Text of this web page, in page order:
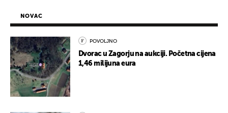
NOVAC
POVOLJNO
Dvorac u Zagorju na aukciji. Početna cijena
1,46 milijuna eura